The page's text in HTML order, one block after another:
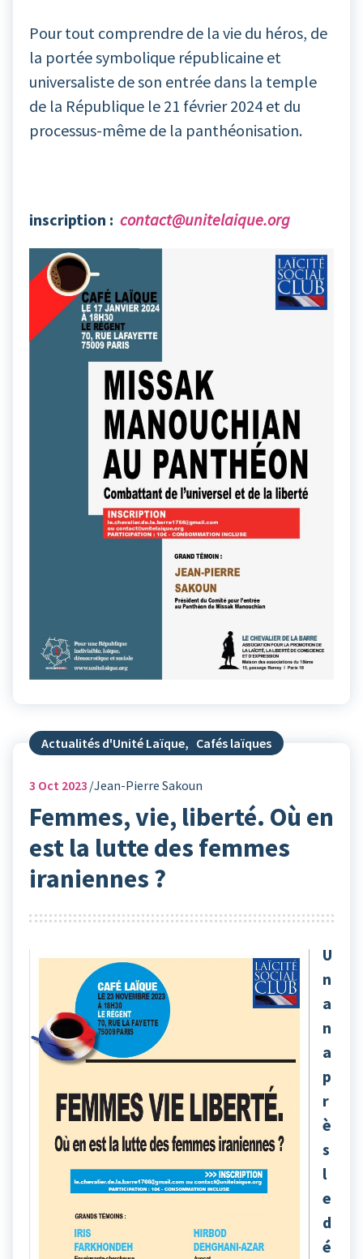
Pour tout comprendre de la vie du héros, de
la portée symbolique républicaine et
universaliste de son entrée dans la temple
de la République le 21 février 2024 et du
processus-même de la panthéonisation.
inscription : contact@unitelaique.org
Actualités d'Unité Laïque, Cafés laïques
3 Oct 2023 Jean-Pierre Sakoun
Femmes, vie, liberté. Où en
est la lutte des femmes
iraniennes ?
U
n
a
n
a
p
r
è
s
l
e
d
é